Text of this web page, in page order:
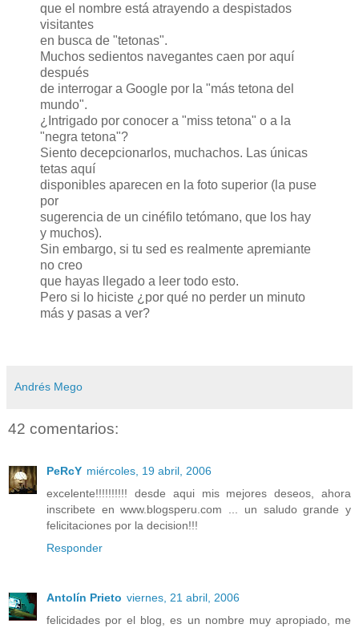
que el nombre está atrayendo a despistados
visitantes
en busca de "tetonas".
Muchos sedientos navegantes caen por aquí
después
de interrogar a Google por la "más tetona del
mundo".
¿Intrigado por conocer a "miss tetona" o a la
"negra tetona"?
Siento decepcionarlos, muchachos. Las únicas
tetas aquí
disponibles aparecen en la foto superior (la puse
por
sugerencia de un cinéfilo tetómano, que los hay
y muchos).
Sin embargo, si tu sed es realmente apremiante
no creo
que hayas llegado a leer todo esto.
Pero si lo hiciste ¿por qué no perder un minuto
más y pasas a ver?
Andrés Mego
42 comentarios:
PeRcY miércoles, 19 abril, 2006
excelente!!!!!!!!!! desde aqui mis mejores deseos, ahora
inscribete en www.blogsperu.com ... un saludo grande y
felicitaciones por la decision!!!
Responder
Antolín Prieto viernes, 21 abril, 2006
felicidades por el blog, es un nombre muy apropiado, me